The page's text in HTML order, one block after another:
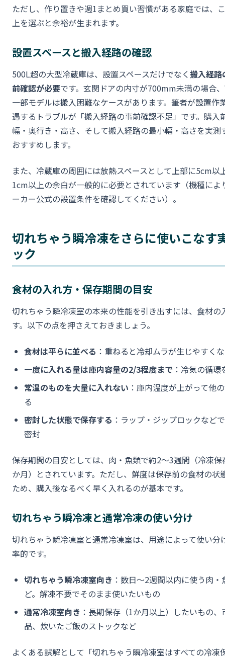
ただし、作り置きや週1まとめ買い習慣がある家庭では、
上を選ぶと余裕が生まれます。
設置スペースと搬入経路の確認
500L超の大型冷蔵庫は、設置スペースだけでなく 搬入経路
前確認が必要です。玄関ドアの内寸が700mm未満の場合
一部モデルは搬入困難なケースがあります。筆者が設置作
遇するトラブルが「搬入経路の事前確認不足」です。購入
幅・奥行き・高さ、そして搬入経路の最小幅・高さを実測
おすすめします。
また、冷蔵庫の周囲には放熱スペースとして上部に5cm以
1cm以上の余白が一般的に必要とされています（機種によ
ーカー公式の設置条件を確認してください）。
切れちゃう瞬冷凍をさらに使いこなす
ック
食材の入れ方・保存期間の目安
切れちゃう瞬冷凍室の本来の性能を引き出すには、食材の
す。以下の点を押さえておきましょう。
食材は平らに並べる ：重ねると冷却ムラが生じやすく
一度に入れる量は庫内容量の2/3程度まで ：冷気の循
常温のものを大量に入れない ：庫内温度が上がって他
る
密封した状態で保存する ：ラップ・ジップロックなど
密封
保存期間の目安としては、肉・魚類で約2〜3週間（冷凍
か月）とされています。ただし、鮮度は保存前の食材の状
ため、購入後なるべく早く入れるのが基本です。
切れちゃう瞬冷凍と通常冷凍の使い分け
切れちゃう瞬冷凍室と通常冷凍室は、用途によって使い分
率的です。
切れちゃう瞬冷凍室向き ：数日〜2週間以内に使う肉
ど。解凍不要でそのまま使いたいもの
通常冷凍室向き ：長期保存（1か月以上）したいもの
品、炊いたご飯のストックなど
よくある誤解として「切れちゃう瞬冷凍室はすべての冷凍